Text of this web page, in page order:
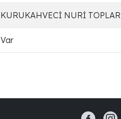
KURUKAHVECİ NURİ TOPLAR
Var